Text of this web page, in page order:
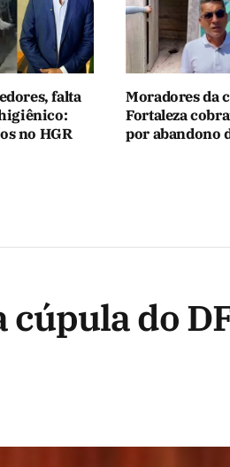
falta
higiênico:
no HGR
Moradores da
Fortaleza
por abandono
cúpula do